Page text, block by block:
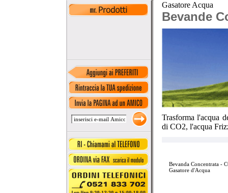
Gasatore Acqua
Bevande
Trasforma l'acqua
di CO2, l'acqua
Bevanda Concentrata -
Gasatore d'Acqua